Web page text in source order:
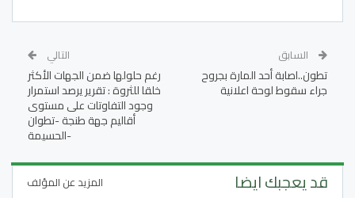
السابق
تطون..اصابة أحد المارة بجروح
جراء سقوط لوحة اعلانية
التالي
رغم حلولها ضمن الجهات الأكثر
خلقا للثروة : تقرير يرصد استمرار
وجود التفاوتات على مستوى
أقاليم جهة طنجة -تطوان
-الحسيمة
قد يعجبك ايضا المزيد عن المؤلف